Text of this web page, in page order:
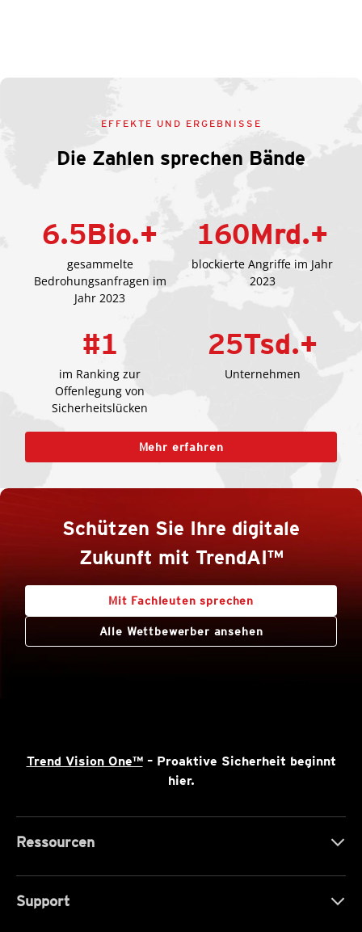
EFFEKTE UND ERGEBNISSE
Die Zahlen sprechen Bände
6.5Bio.+
gesammelte
Bedrohungsanfragen im
Jahr 2023
160Mrd.+
blockierte Angriffe im Jahr
2023
#1
im Ranking zur
Offenlegung von
Sicherheitslücken
25Tsd.+
Unternehmen
Mehr erfahren
Schützen Sie Ihre digitale
Zukunft mit TrendAI™
Mit Fachleuten sprechen
Alle Wettbewerber ansehen
Trend Vision One™– Proaktive Sicherheit beginnt
hier.
Ressourcen
Support